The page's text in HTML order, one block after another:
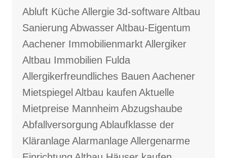
Abluft KücheAllergie 3d-softwareAltbau
Sanierung AbwasserAltbau-Eigentum
Aachener ImmobilienmarktAllergiker
Altbau Immobilien Fulda
Allergikerfreundliches Bauen Aachener
Mietspiegel Altbau kaufen Aktuelle
Mietpreise Mannheim Abzugshaube
Abfallversorgung Ablaufklasse der
KläranlageAlarmanlageAllergenarme